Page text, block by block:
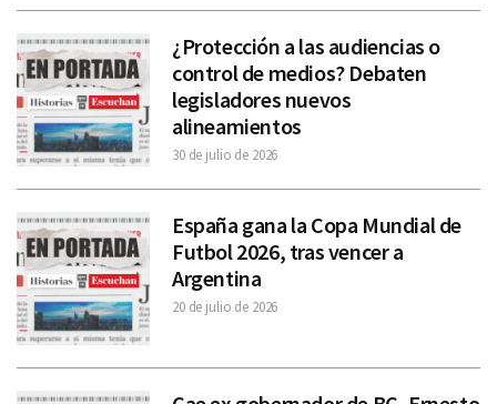
¿Protección a las audiencias o
control de medios? Debaten
legisladores nuevos
alineamientos
30 de julio de 2026
España gana la Copa Mundial de
Futbol 2026, tras vencer a
Argentina
20 de julio de 2026